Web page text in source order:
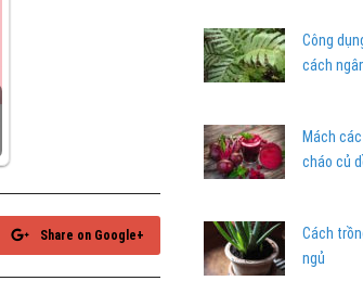
Share on Google+
Công
cách
Mách
cháo củ
Cách
ngủ